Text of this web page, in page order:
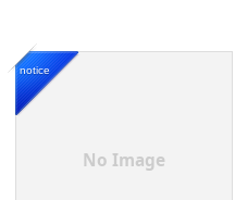
No Image
notice